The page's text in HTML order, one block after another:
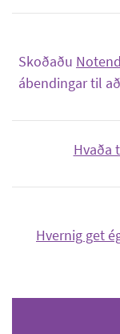
Skoðaðu
ábendingar til
Hvaða
Hvernig get